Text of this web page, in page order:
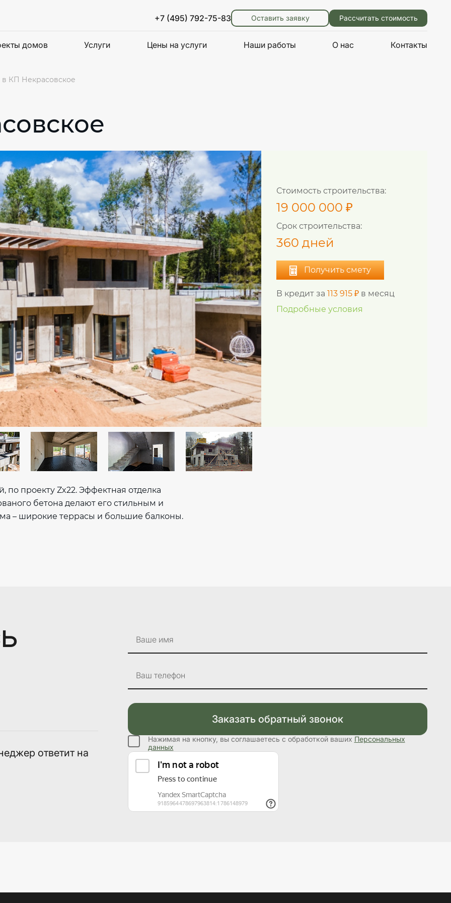
+7 (495) 792-75-83 Оставить заявку Рассчитать стоимость
домов Услуги Цены на услуги Наши работы О нас Контакты
КП Некрасовское
Стоимость строительства:
19 000 000 ₽
Срок строительства:
360 дней
Получить смету
В кредит за 113 915 ₽ в месяц
Подробные условия
проекту Zx22. Эффектная отделка
бетона делают его стильным и
– широкие террасы и большие балконы.
ответит на
Ваше имя
Ваш телефон
Заказать обратный звонок
Нажимая на кнопку, вы соглашаетесь с обработкой ваших Персональных
данных